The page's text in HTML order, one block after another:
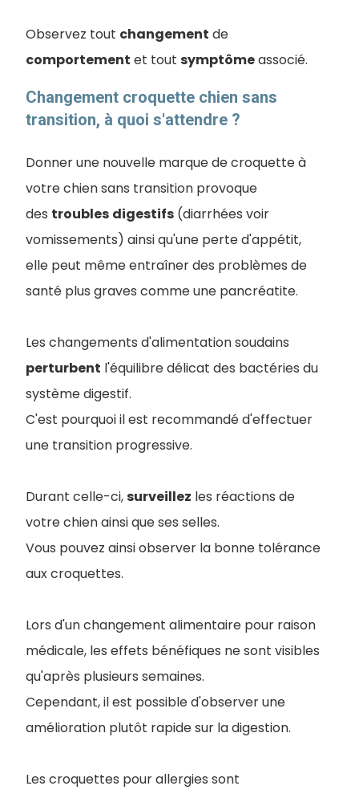
Observez tout changement de
comportement et tout symptômeassocié.
Changement croquette chien sans
transition, à quoi s'attendre ?
Donner une nouvelle marque de croquette à
votre chien sans transition provoque
des troubles digestifs (diarrhées voir
vomissements) ainsi qu'une perte d'appétit,
elle peut même entraîner des problèmes de
santé plus graves comme une pancréatite.
Les changements d'alimentation soudains
perturbent l'équilibre délicat des bactéries du
système digestif.
C'est pourquoi il est recommandé d'effectuer
une transition progressive.
Durant celle-ci,surveillez les réactions de
votre chien ainsi que ses selles.
Vous pouvez ainsi observer la bonne tolérance
aux croquettes.
Lors d'un changement alimentaire pour raison
médicale, les effets bénéfiques ne sont visibles
qu'après plusieurs semaines.
Cependant, il est possible d'observer une
amélioration plutôt rapide sur la digestion.
Les croquettes pour allergies sont